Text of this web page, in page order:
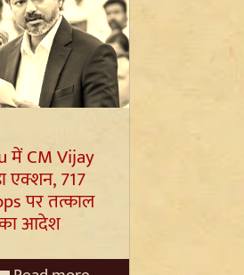
में CM Vijay
एक्शन, 717
पर तत्काल
का आदेश